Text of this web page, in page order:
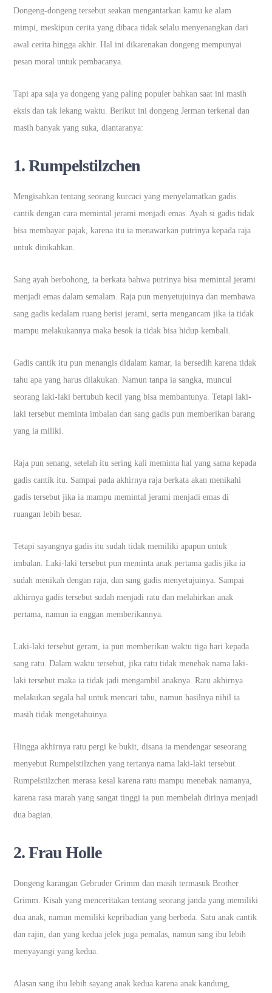
Dongeng-dongeng tersebut seakan mengantarkan kamu ke alam
mimpi, meskipun cerita yang dibaca tidak selalu menyenangkan dari
awal cerita hingga akhir. Hal ini dikarenakan dongeng mempunyai
pesan moral untuk pembacanya.
Tapi apa saja ya dongeng yang paling populer bahkan saat ini masih
eksis dan tak lekang waktu. Berikut ini dongeng Jerman terkenal dan
masih banyak yang suka, diantaranya:
1. Rumpelstilzchen
Mengisahkan tentang seorang kurcaci yang menyelamatkan gadis
cantik dengan cara memintal jerami menjadi emas. Ayah si gadis tidak
bisa membayar pajak, karena itu ia menawarkan putrinya kepada raja
untuk dinikahkan.
Sang ayah berbohong, ia berkata bahwa putrinya bisa memintal jerami
menjadi emas dalam semalam. Raja pun menyetujuinya dan membawa
sang gadis kedalam ruang berisi jerami, serta mengancam jika ia tidak
mampu melakukannya maka besok ia tidak bisa hidup kembali.
Gadis cantik itu pun menangis didalam kamar, ia bersedih karena tidak
tahu apa yang harus dilakukan. Namun tanpa ia sangka, muncul
seorang laki-laki bertubuh kecil yang bisa membantunya. Tetapi laki-
laki tersebut meminta imbalan dan sang gadis pun memberikan barang
yang ia miliki.
Raja pun senang, setelah itu sering kali meminta hal yang sama kepada
gadis cantik itu. Sampai pada akhirnya raja berkata akan menikahi
gadis tersebut jika ia mampu memintal jerami menjadi emas di
ruangan lebih besar.
Tetapi sayangnya gadis itu sudah tidak memiliki apapun untuk
imbalan. Laki-laki tersebut pun meminta anak pertama gadis jika ia
sudah menikah dengan raja, dan sang gadis menyetujuinya. Sampai
akhirnya gadis tersebut sudah menjadi ratu dan melahirkan anak
pertama, namun ia enggan memberikannya.
Laki-laki tersebut geram, ia pun memberikan waktu tiga hari kepada
sang ratu. Dalam waktu tersebut, jika ratu tidak menebak nama laki-
laki tersebut maka ia tidak jadi mengambil anaknya. Ratu akhirnya
melakukan segala hal untuk mencari tahu, namun hasilnya nihil ia
masih tidak mengetahuinya.
Hingga akhirnya ratu pergi ke bukit, disana ia mendengar seseorang
menyebut Rumpelstilzchen yang tertanya nama laki-laki tersebut.
Rumpelstilzchen merasa kesal karena ratu mampu menebak namanya,
karena rasa marah yang sangat tinggi ia pun membelah dirinya menjadi
dua bagian.
2. Frau Holle
Dongeng karangan Gebruder Grimm dan masih termasuk Brother
Grimm. Kisah yang menceritakan tentang seorang janda yang memiliki
dua anak, namun memiliki kepribadian yang berbeda. Satu anak cantik
dan rajin, dan yang kedua jelek juga pemalas, namun sang ibu lebih
menyayangi yang kedua.
Alasan sang ibu lebih sayang anak kedua karena anak kandung,